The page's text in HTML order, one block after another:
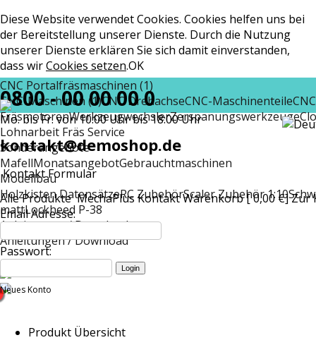
Diese Website verwendet Cookies. Cookies helfen uns bei
der Bereitstellung unserer Dienste. Durch die Nutzung
unserer Dienste erklären Sie sich damit einverstanden,
dass wirCookies setzen.OK
CNC Portalfräsmaschinen (1)
CNC-Maschinen (1)CNC DrehachseCNC-Maschinenteile
FräsmotorenWerkzeugwechslerZerspanungswerkzeuge
Lohnarbeit Fräs Service
Sonderangebote
MafellMonatsangebotGebrauchtmaschinen
Modellbau
Holzkisten DatensätzeRC ZubehörScaler Zubehör 1:10
mattLockheed P-38
Anleitungen / Download
Anleitungen / Download
0800 - 00 00 00 0
Mo. bis Fr. von 10:00 Uhr bis 18:00 Uhr
kontakt@demoshop.de
Kontakt Formular
Alle Produkte MechaPlus KontaktWarenkorb [ 0,00 €]Zur
Email Adresse:
Passwort:
Neues Konto
Produkt Übersicht